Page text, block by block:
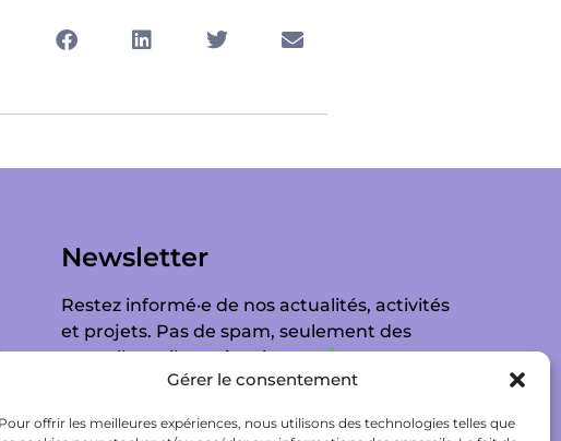
Gérer le consentement
Pour offrir les meilleures expériences, nous utilisons des technologies telles que
Newsletter
Restez informé·e de nos actualités, activités
et projets. Pas de spam, seulement des
nouvelles utiles et inspirantes